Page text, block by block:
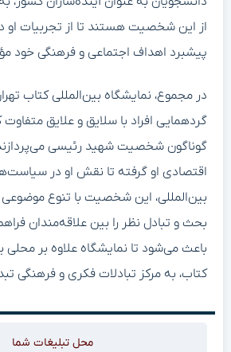
از این شخصیت هستند تا از تجربیات او
پیشبرد اهداف اجتماعی و فرهنگی خود
در مجموع، نمایشگاه بین‌المللی کتاب
گردهمایی افراد با سلایق و علایق
گوناگون شخصیت شهید رئیسی می‌پردازند.
اقتصادی او گرفته تا نقش او در
بین‌المللی، این شخصیت با تنوع موضوعی
بحث و تبادل نظر را بین علاقه‌مندان
باعث می‌شود تا نمایشگاه علاوه بر
کتاب، به مرکز تبادلات فکری و فرهنگی
محل تبلیغات شما